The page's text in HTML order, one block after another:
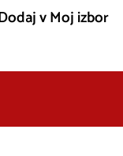
v Moj izbor